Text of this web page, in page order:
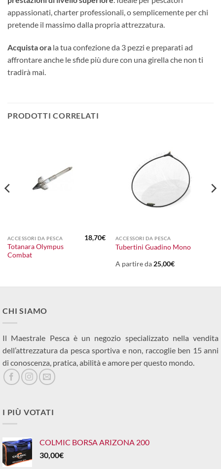
appassionati, charter professionali, o semplicemente per chi
pretende il massimo dalla propria attrezzatura.
Acquista ora la tua confezione da 3 pezzi e preparati ad
affrontare anche le sfide più dure con una girella che non ti
tradirà mai.
PRODOTTI CORRELATI
ACCESSORI DA PESCA
Totanara Olympus
Combat
18,70€ ACCESSORI DA PESCA
Tubertini Guadino Mono
A partire da25,00€
CHI SIAMO
Il Maestrale Pesca è un negozio specializzato nella vendita
dell’attrezzatura da pesca sportiva e non, raccoglie ben 15 anni
di conoscenza, pratica, abilità e amore per questo mondo.
I PIÙ VOTATI
COLMIC BORSA ARIZONA 200
30,00€